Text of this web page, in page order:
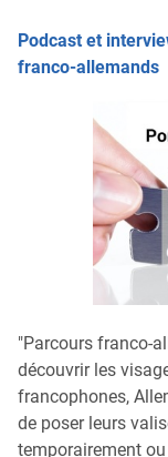
Podcast et
franco-allemands
"Parcours franco-
découvrir les
francophones,
de poser leurs
temporairement